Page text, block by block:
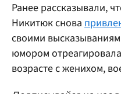
Ранее рассказывали,
Никитюк снова
своими
юмором
возрасте с женихом,